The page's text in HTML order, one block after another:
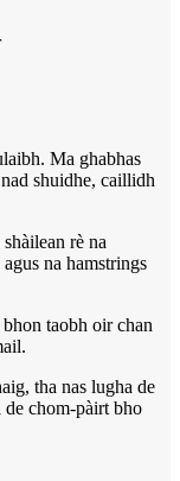
Ma ghabhas
shuidhe, caillidh
rè na
na hamstrings
taobh oir chan
tha nas lugha de
de chom-pàirt bho